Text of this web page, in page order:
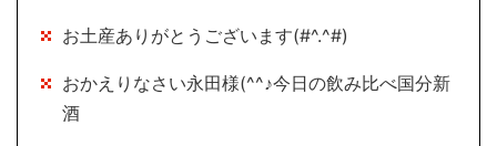
お土産ありがとうございます(#^.^#)
おかえりなさい永田様(^^♪今日の飲み比べ国分新
酒